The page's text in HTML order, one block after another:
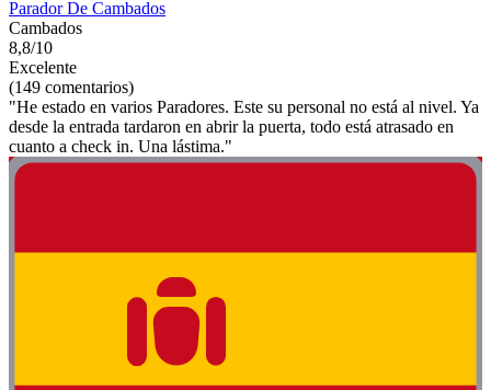
Parador De Cambados
Cambados
8,8/10
Excelente
(149 comentarios)
"He estado en varios Paradores. Este su personal no está al nivel. Ya
desde la entrada tardaron en abrir la puerta, todo está atrasado en
cuanto a check in. Una lástima."